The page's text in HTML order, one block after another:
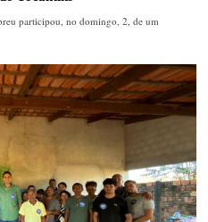
participou, no domingo, 2, de um